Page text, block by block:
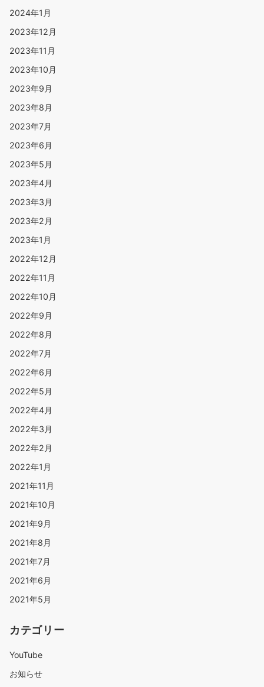
2024年1月
2023年12月
2023年11月
2023年10月
2023年9月
2023年8月
2023年7月
2023年6月
2023年5月
2023年4月
2023年3月
2023年2月
2023年1月
2022年12月
2022年11月
2022年10月
2022年9月
2022年8月
2022年7月
2022年6月
2022年5月
2022年4月
2022年3月
2022年2月
2022年1月
2021年11月
2021年10月
2021年9月
2021年8月
2021年7月
2021年6月
2021年5月
カテゴリー
YouTube
お知らせ